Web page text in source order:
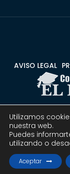
AVISO LEGAL
CONDICIONES
© 2020
Utilizamos
nuestra web.
Puedes
utilizando o
Aceptar